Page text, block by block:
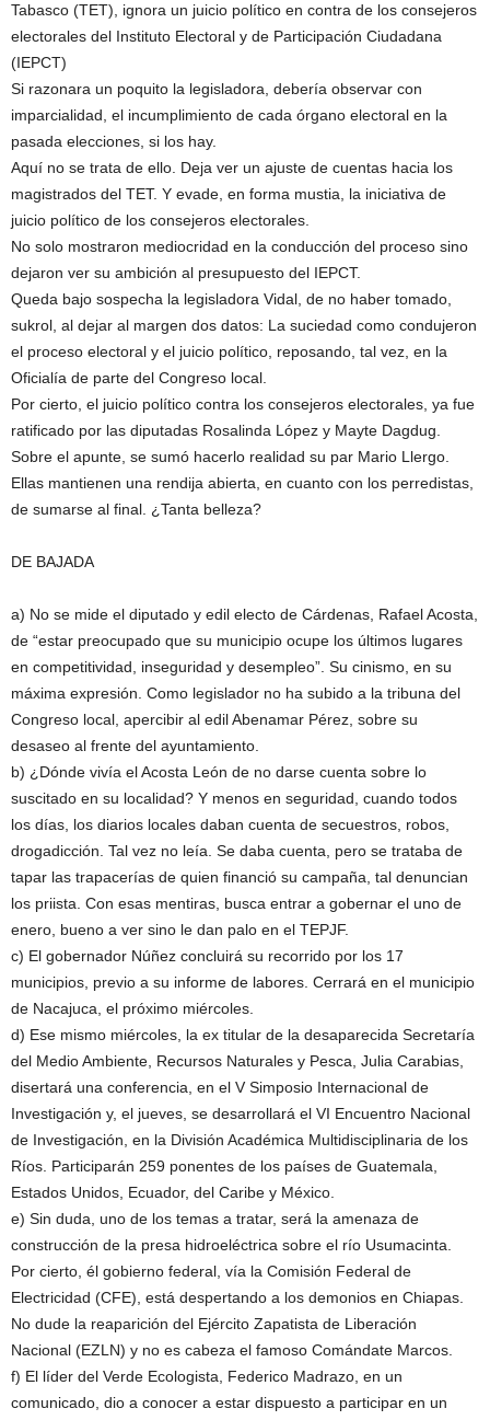
Tabasco (TET), ignora un juicio político en contra de los consejeros
electorales del Instituto Electoral y de Participación Ciudadana
(IEPCT)
Si razonara un poquito la legisladora, debería observar con
imparcialidad, el incumplimiento de cada órgano electoral en la
pasada elecciones, si los hay.
Aquí no se trata de ello. Deja ver un ajuste de cuentas hacia los
magistrados del TET. Y evade, en forma mustia, la iniciativa de
juicio político de los consejeros electorales.
No solo mostraron mediocridad en la conducción del proceso sino
dejaron ver su ambición al presupuesto del IEPCT.
Queda bajo sospecha la legisladora Vidal, de no haber tomado,
sukrol, al dejar al margen dos datos: La suciedad como condujeron
el proceso electoral y el juicio político, reposando, tal vez, en la
Oficialía de parte del Congreso local.
Por cierto, el juicio político contra los consejeros electorales, ya fue
ratificado por las diputadas Rosalinda López y Mayte Dagdug.
Sobre el apunte, se sumó hacerlo realidad su par Mario Llergo.
Ellas mantienen una rendija abierta, en cuanto con los perredistas,
de sumarse al final. ¿Tanta belleza?
DE BAJADA
a) No se mide el diputado y edil electo de Cárdenas, Rafael Acosta,
de “estar preocupado que su municipio ocupe los últimos lugares
en competitividad, inseguridad y desempleo”. Su cinismo, en su
máxima expresión. Como legislador no ha subido a la tribuna del
Congreso local, apercibir al edil Abenamar Pérez, sobre su
desaseo al frente del ayuntamiento.
b) ¿Dónde vivía el Acosta León de no darse cuenta sobre lo
suscitado en su localidad? Y menos en seguridad, cuando todos
los días, los diarios locales daban cuenta de secuestros, robos,
drogadicción. Tal vez no leía. Se daba cuenta, pero se trataba de
tapar las trapacerías de quien financió su campaña, tal denuncian
los priista. Con esas mentiras, busca entrar a gobernar el uno de
enero, bueno a ver sino le dan palo en el TEPJF.
c) El gobernador Núñez concluirá su recorrido por los 17
municipios, previo a su informe de labores. Cerrará en el municipio
de Nacajuca, el próximo miércoles.
d) Ese mismo miércoles, la ex titular de la desaparecida Secretaría
del Medio Ambiente, Recursos Naturales y Pesca, Julia Carabias,
disertará una conferencia, en el V Simposio Internacional de
Investigación y, el jueves, se desarrollará el VI Encuentro Nacional
de Investigación, en la División Académica Multidisciplinaria de los
Ríos. Participarán 259 ponentes de los países de Guatemala,
Estados Unidos, Ecuador, del Caribe y México.
e) Sin duda, uno de los temas a tratar, será la amenaza de
construcción de la presa hidroeléctrica sobre el río Usumacinta.
Por cierto, él gobierno federal, vía la Comisión Federal de
Electricidad (CFE), está despertando a los demonios en Chiapas.
No dude la reaparición del Ejército Zapatista de Liberación
Nacional (EZLN) y no es cabeza el famoso Comándate Marcos.
f) El líder del Verde Ecologista, Federico Madrazo, en un
comunicado, dio a conocer a estar dispuesto a participar en un